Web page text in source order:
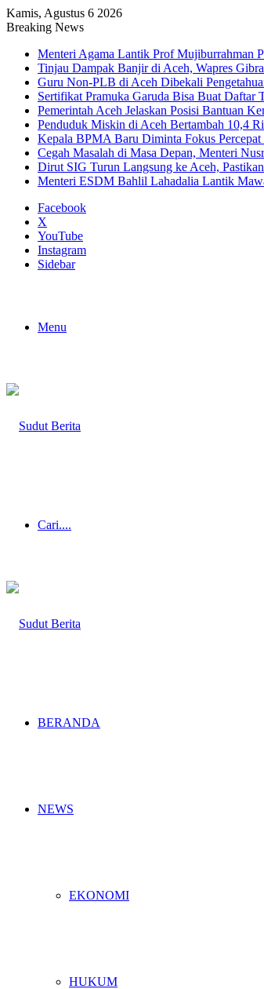
Kamis, Agustus 6 2026
Breaking News
Menteri Agama Lantik Prof Mujiburrahman
Tinjau Dampak Banjir di Aceh, Wapres
Guru Non-PLB di Aceh Dibekali
Sertifikat Pramuka Garuda Bisa Buat Daftar
Pemerintah Aceh Jelaskan Posisi Bantuan
Penduduk Miskin di Aceh Bertambah 10,4
Kepala BPMA Baru Diminta Fokus
Cegah Masalah di Masa Depan, Menteri
Dirut SIG Turun Langsung ke Aceh,
Menteri ESDM Bahlil Lahadalia Lantik
Facebook
X
YouTube
Instagram
Sidebar
Menu
Cari....
BERANDA
NEWS
EKONOMI
HUKUM